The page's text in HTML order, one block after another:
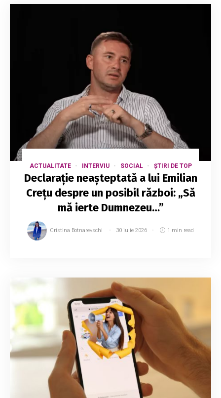
ACTUALITATE INTERVIU SOCIAL ȘTIRI DE TOP
Declarație neașteptată a lui Emilian
Crețu despre un posibil război: „Să
mă ierte Dumnezeu…”
Cristina Botnarevschi 30 iulie 2026 1 min read